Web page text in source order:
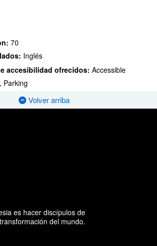
70
Inglés
accesibilidad ofrecidos: Accessible
Parking
Volver arriba
es hacer discípulos de
del mundo.